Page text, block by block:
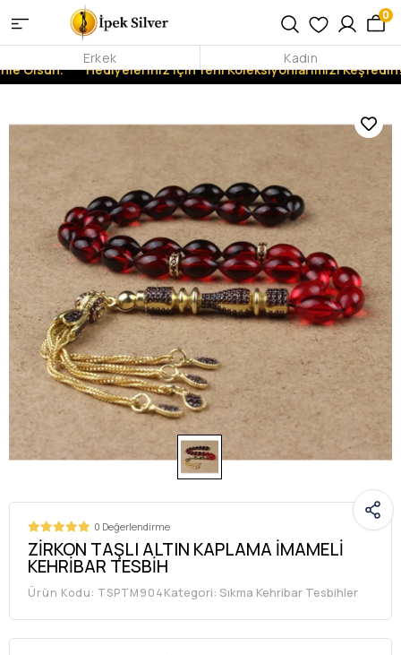
Olsun. Hediyeleriniz İçin Yeni Koleksiyonlarımızı Keşfedin!
0
Erkek Kadın
0 Değerlendirme
ZİRKON TAŞLI ALTIN KAPLAMA İMAMELİ
KEHRİBAR TESBİH
Ürün Kodu: TSPTM904Kategori: Sıkma Kehribar Tesbihler